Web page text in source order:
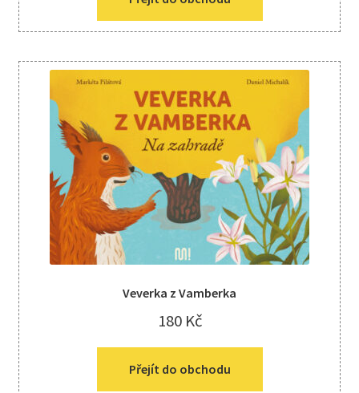
Veverka z Vamberka
180 Kč
Přejít do obchodu